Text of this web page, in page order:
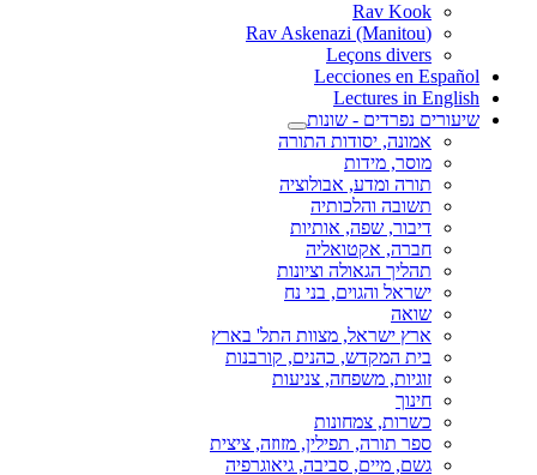
Rav Kook
(Rav Askenazi (Manitou
Leçons divers
Lecciones en Español
Lectures in English
שיעורים נפרדים - שונות
אמונה, יסודות התורה
מוסר, מידות
תורה ומדע, אבולוציה
תשובה והלכותיה
דיבור, שפה, אותיות
חברה, אקטואליה
תהליך הגאולה וציונות
ישראל והגוים, בני נח
שואה
ארץ ישראל, מצוות התל' בארץ
בית המקדש, כהנים, קורבנות
זוגיות, משפחה, צניעות
חינוך
כשרות, צמחונות
ספר תורה, תפילין, מזוזה, ציצית
גשם, מיים, סביבה, גיאוגרפיה